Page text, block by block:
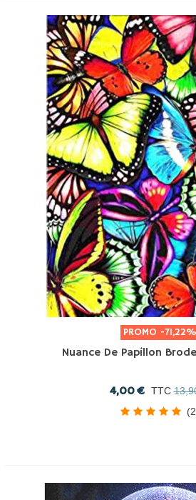
PROMO -71,22%
Nuance De Papillon
4,00 € TTC